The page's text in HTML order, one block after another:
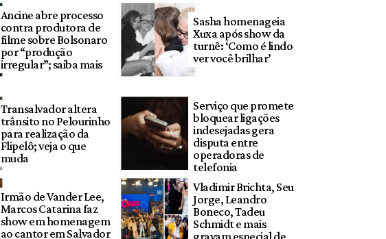
Ancine abre processo
contra produtora de
filme sobre Bolsonaro
por “produção
irregular”; saiba mais
Sasha homenageia
Xuxa após show da
turnê: ‘Como é lindo
ver você brilhar’
Transalvador altera
trânsito no Pelourinho
para realização da
Flipelô; veja o que
muda
Serviço que promete
bloquear ligações
indesejadas gera
disputa entre
operadoras de
telefonia
Irmão de Vander Lee,
Marcos Catarina faz
show em homenagem
ao cantor em Salvador
Vladimir Brichta, Seu
Jorge, Leandro
Boneco, Tadeu
Schmidt e mais
gravam especial de